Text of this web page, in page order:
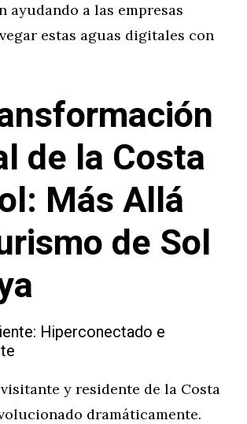
ayudando a las empresas
estas aguas digitales con
de la Costa
Más Allá
de Sol
Hiperconectado e
y residente de la Costa
dramáticamente.